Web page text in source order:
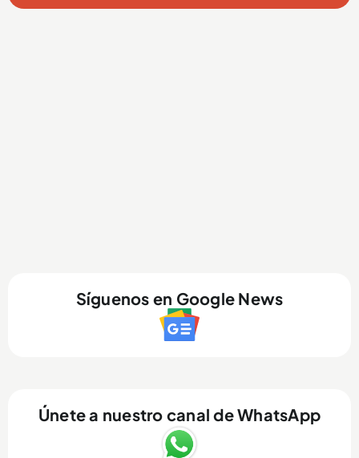
Síguenos en Google News
Únete a nuestro canal de WhatsApp